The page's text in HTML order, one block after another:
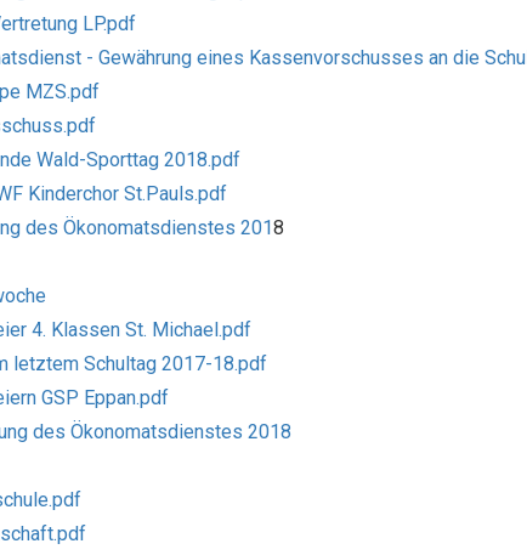
LP.pdf
- Gewährung eines Kassenvorschusses an die
MZS.pdf
Wald-Sporttag 2018.pdf
Kinderchor St.Pauls.pdf
des Ökonomatsdienstes 2018
4. Klassen St. Michael.pdf
letztem Schultag 2017-18.pdf
GSP Eppan.pdf
des Ökonomatsdienstes 2018